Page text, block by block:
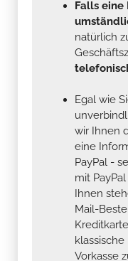
Falls
natürlich
Egal wie
wir Ihnen
eine
PayPal -
mit
Ihnen
Mail-
Vorkasse